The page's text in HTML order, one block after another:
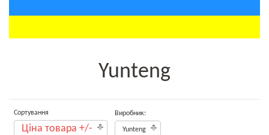
Yunteng
Сортування
Ціна товара +/-
Виробник:
Yunteng